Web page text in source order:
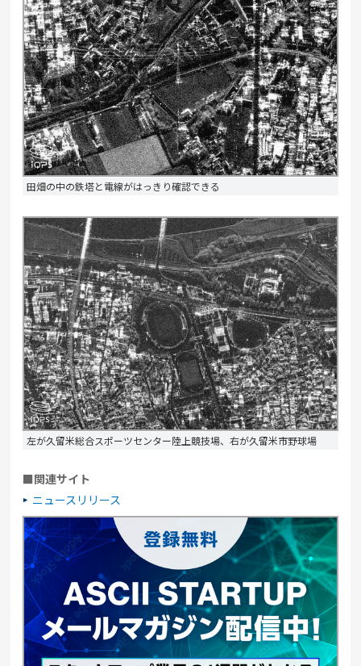
田畑の中の鉄塔と電線がはっきり確認できる
左が久留米総合スポーツセンター陸上競技場、右が久留米市野球場
■関連サイト
ニュースリリース